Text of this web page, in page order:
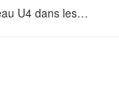
U4 dans les…